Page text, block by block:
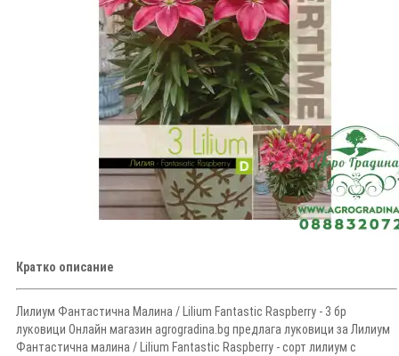
Кратко описание
Лилиум Фантастична Малина / Lilium Fantastic Raspberry - 3 бр
луковици Онлайн магазин agrogradina.bg предлага луковици за Лилиум
Фантастична малина / Lilium Fantastic Raspberry - сорт лилиум с